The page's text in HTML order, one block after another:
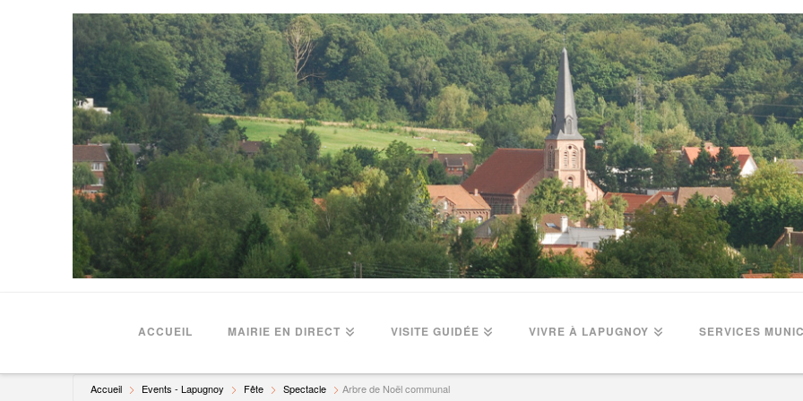
ACCUEIL MAIRIE EN DIRECT VISITE GUIDÉE VIVRE À LAPUGNOY SERVICES
Accueil Events - Lapugnoy Fête Spectacle Arbre de Noël communal